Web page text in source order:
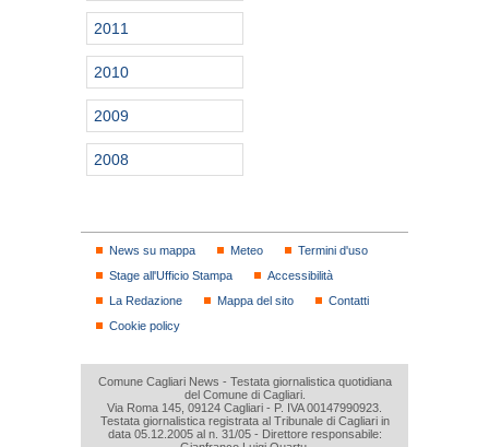
2011
2010
2009
2008
News su mappa Meteo
Termini d'uso
Stage all'Ufficio Stampa
Accessibilità
La Redazione
Mappa del sito
Contatti
Cookie policy
Comune Cagliari News - Testata giornalistica quotidiana
del Comune di Cagliari.
Via Roma 145, 09124 Cagliari - P. IVA 00147990923.
Testata giornalistica registrata al Tribunale di Cagliari in
data 05.12.2005 al n. 31/05 - Direttore responsabile: